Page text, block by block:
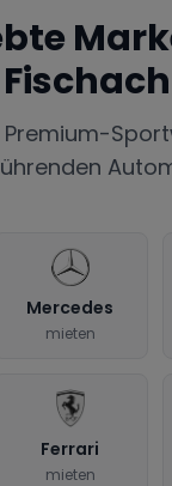
Fischach
Premium-
Mercedes
mieten
Ferrari
mieten